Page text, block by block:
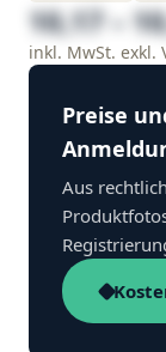
10,17 –
inkl. MwSt. exkl.
Preise
Aus